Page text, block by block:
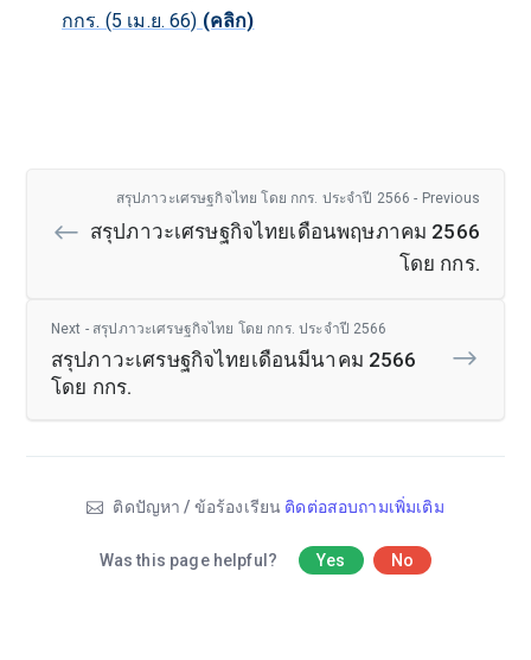
กกร. (5 เม.ย. 66) (คลิก)
สรุปภาวะเศรษฐกิจไทย โดย กกร. ประจำปี 2566 - Previous
สรุปภาวะเศรษฐกิจไทยเดือนพฤษภาคม 2566
โดย กกร.
Next - สรุปภาวะเศรษฐกิจไทย โดย กกร. ประจำปี 2566
สรุปภาวะเศรษฐกิจไทยเดือนมีนาคม 2566
โดย กกร.
ติดปัญหา / ข้อร้องเรียน ติดต่อสอบถามเพิ่มเติม
Was this page helpful? Yes No